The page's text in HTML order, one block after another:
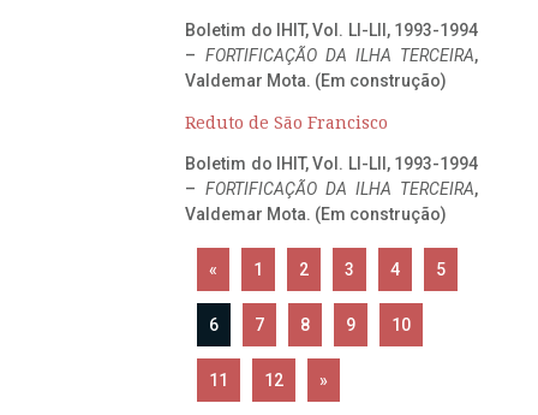
Boletim do IHIT, Vol. LI-LII, 1993-1994
– FORTIFICAÇÃO DA ILHA TERCEIRA,
Valdemar Mota. (Em construção)
Reduto de São Francisco
Boletim do IHIT, Vol. LI-LII, 1993-1994
– FORTIFICAÇÃO DA ILHA TERCEIRA,
Valdemar Mota. (Em construção)
« 1 2 3 4 5
6 7 8 9 10
11 12 »